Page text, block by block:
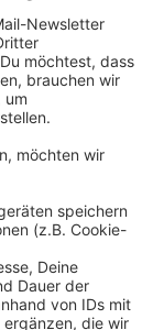
ab 12 Jahren
Bei uns im
ab 12